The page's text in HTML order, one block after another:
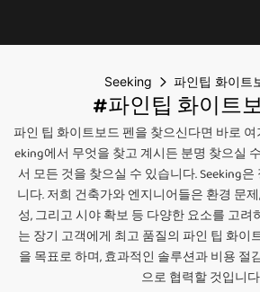
Seeking 파인팁 화이트
#파인팁 화이트
파인 팁 화이트보드 펜을 찾으신다면 바로
eking에서 무엇을 찾고 계시든 분명 찾으실
서 모든 것을 찾으실 수 있습니다. Seeking
니다. 저희 건축가와 엔지니어들은 환경 문
성, 그리고 시야 확보 등 다양한 요소를 고려
는 장기 고객에게 최고 품질의 파인 팁 화이
을 목표로 하며, 효과적인 솔루션과 비용 절
으로 협력할 것입니